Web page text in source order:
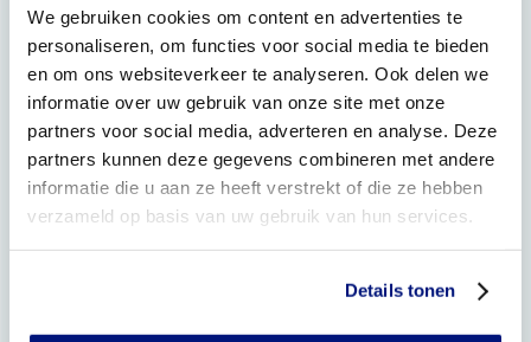
We gebruiken cookies om content en advertenties te
personaliseren, om functies voor social media te bieden
en om ons websiteverkeer te analyseren. Ook delen we
informatie over uw gebruik van onze site met onze
partners voor social media, adverteren en analyse. Deze
partners kunnen deze gegevens combineren met andere
informatie die u aan ze heeft verstrekt of die ze hebben
verzameld op basis van uw gebruik van hun services.
Details tonen
Hoe lang gaan steunzolen mee?
Wat is podotherapie?
Welke schoenen zijn geschikt voor steunzolen of een
orthopedische aanpassing aan een confectieschoen